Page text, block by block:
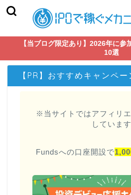
【当ブログ限定あり】2026年に参
10選
【PR】おすすめキャンペー
※当サイトではアフィリ
しています
Fundsへの口座開設で